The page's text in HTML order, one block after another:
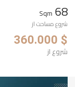
68
Sqm
شروع مساحت از
$ 360.000
شروع از